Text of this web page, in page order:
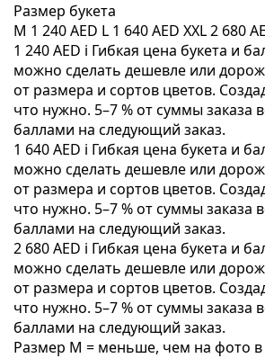
Размер букета
M 1 240 AED L 1 640 AED XXL2 680
1 240 AED i Гибкая цена букета и
можно сделать дешевле или
от размера и сортов цветов.
что нужно. 5–7 % от суммы заказа
баллами на следующий заказ.
1 640 AED i Гибкая цена букета и
можно сделать дешевле или
от размера и сортов цветов.
что нужно. 5–7 % от суммы заказа
баллами на следующий заказ.
2 680 AED i Гибкая цена букета и
можно сделать дешевле или
от размера и сортов цветов.
что нужно. 5–7 % от суммы заказа
баллами на следующий заказ.
Размер M = меньше, чем на фото в